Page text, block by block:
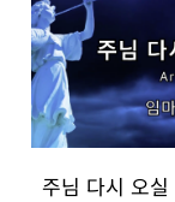
주님 다시 오